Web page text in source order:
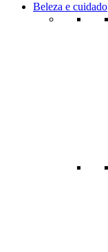
Beleza e cuidado